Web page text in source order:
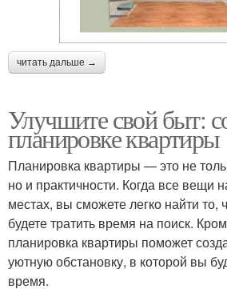
читать дальше →
Улучшите свой быт:
планировке квартиры
Планировка квартиры — это не
но и практичности. Когда все вещи
местах, вы сможете легко найти то,
будете тратить время на поиск.
планировка квартиры поможет
уютную обстановку, в которой вы
время.